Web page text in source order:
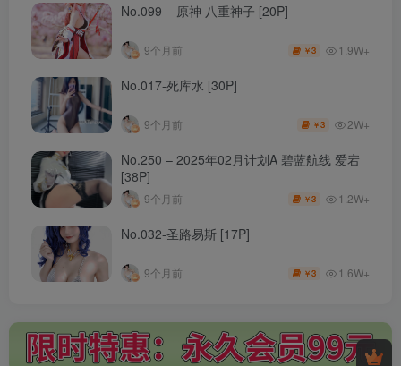
No.099 – 原神 八重神子 [20P]
9个月前 ￥3 1.9W+
No.017-死库水 [30P]
9个月前 ￥3 2W+
No.250 – 2025年02月计划A 碧蓝航线 爱宕
[38P]
9个月前 ￥3 1.2W+
No.032-圣路易斯 [17P]
9个月前 ￥3 1.6W+